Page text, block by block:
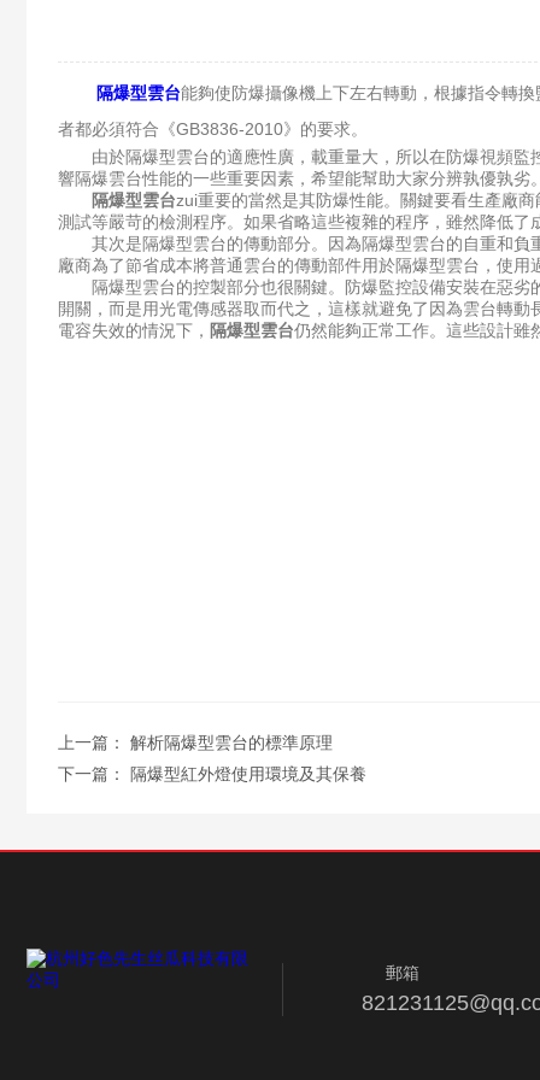
隔爆型雲台能夠使防爆攝像機上下左右轉動，根據指令轉
者都必須符合《GB3836-2010》的要求。
由於隔爆型雲台的適應性廣，載重量大，所以在防爆視頻監
響隔爆雲台性能的一些重要因素，希望能幫助大家分辨孰優孰劣
隔爆型雲台zui重要的當然是其防爆性能。關鍵要看生產廠
測試等嚴苛的檢測程序。如果省略這些複雜的程序，雖然降低
其次是隔爆型雲台的傳動部分。因為隔爆型雲台的自重和負
廠商為了節省成本將普通雲台的傳動部件用於隔爆型雲台，使
隔爆型雲台的控製部分也很關鍵。防爆監控設備安裝在惡劣
開關，而是用光電傳感器取而代之，這樣就避免了因為雲台轉
電容失效的情況下， 隔爆型雲台仍然能夠正常工作。這些設計雖
上一篇： 解析隔爆型雲台的標準原理
下一篇：
隔爆型紅外燈使用環境及其保養
郵箱